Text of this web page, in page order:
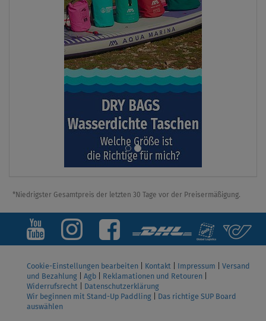
*Niedrigster Gesamtpreis der letzten 30 Tage vor der Preisermäßigung.
Cookie-Einstellungen bearbeiten Kontakt Impressum
Versand
und Bezahlung
Agb Reklamationen und Retouren
Widerrufsrecht
Datenschutzerklärung
Wir beginnen mit Stand-Up Paddling
Das richtige SUP Board
auswählen